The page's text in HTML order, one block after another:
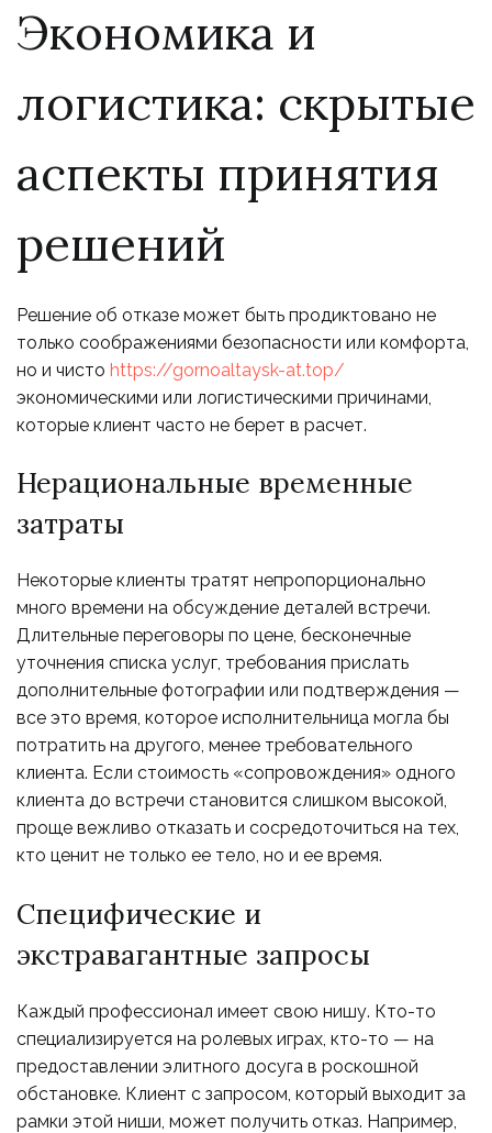
Экономика и
логистика: скрытые
аспекты принятия
решений
Решение об отказе может быть продиктовано не
только соображениями безопасности или комфорта,
но и чисто https://gornoaltaysk-at.top/
экономическими или логистическими причинами,
которые клиент часто не берет в расчет.
Нерациональные временные
затраты
Некоторые клиенты тратят непропорционально
много времени на обсуждение деталей встречи.
Длительные переговоры по цене, бесконечные
уточнения списка услуг, требования прислать
дополнительные фотографии или подтверждения —
все это время, которое исполнительница могла бы
потратить на другого, менее требовательного
клиента. Если стоимость «сопровождения» одного
клиента до встречи становится слишком высокой,
проще вежливо отказать и сосредоточиться на тех,
кто ценит не только ее тело, но и ее время.
Специфические и
экстравагантные запросы
Каждый профессионал имеет свою нишу. Кто-то
специализируется на ролевых играх, кто-то — на
предоставлении элитного досуга в роскошной
обстановке. Клиент с запросом, который выходит за
рамки этой ниши, может получить отказ. Например,